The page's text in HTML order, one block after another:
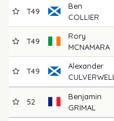
T49
Ben
COLLIER
T49
Rory
MCNAMARA
T49
Alexander
CULVERWELL
52
Benjamin
GRIMAL